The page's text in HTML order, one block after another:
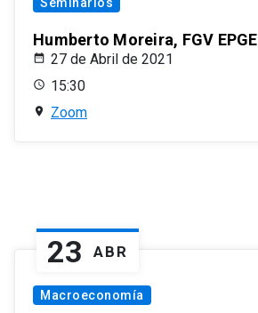
Humberto Moreira, FGV EPGE
27 de Abril de 2021
15:30
Zoom
23 ABR
Macroeconomía